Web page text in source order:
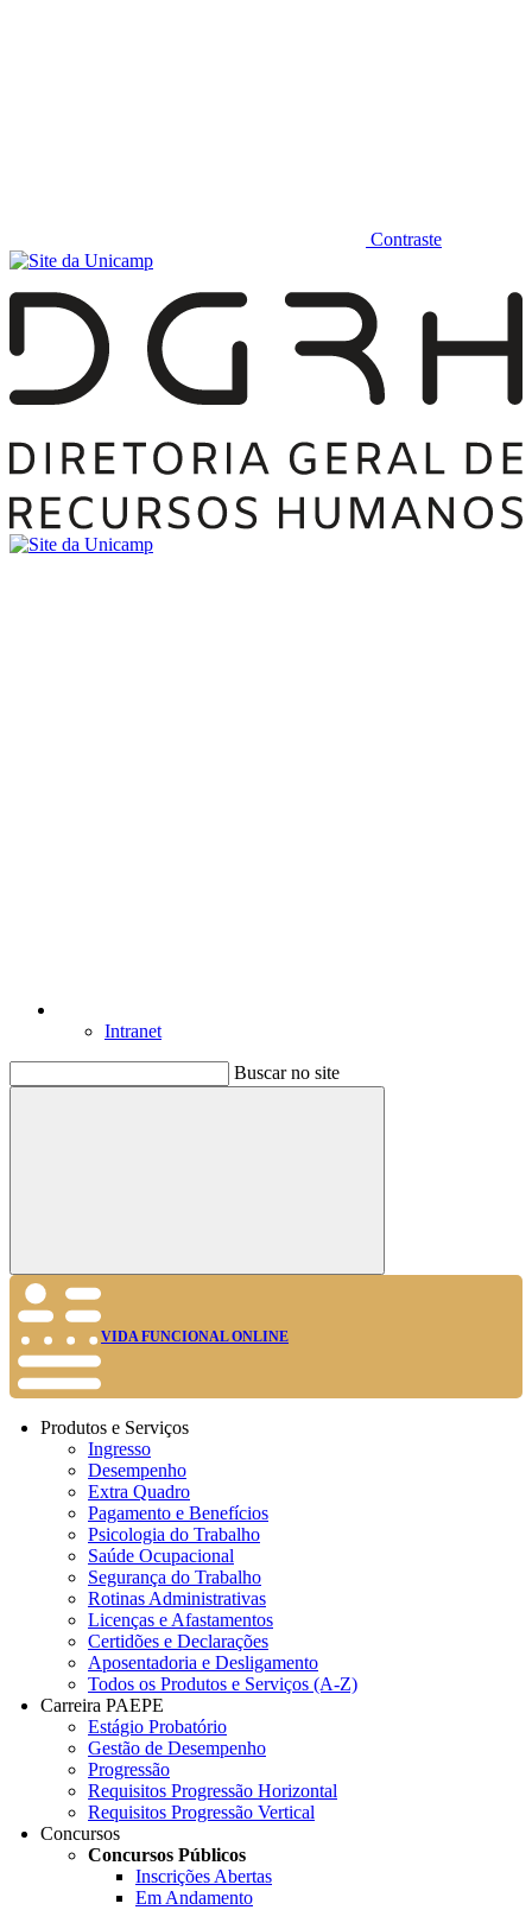
Contraste
Intranet
Buscar no site
Buscar
VIDA FUNCIONAL ONLINE
Produtos e Serviços
Ingresso
Desempenho
Extra Quadro
Pagamento e Benefícios
Psicologia do Trabalho
Saúde Ocupacional
Segurança do Trabalho
Rotinas Administrativas
Licenças e Afastamentos
Certidões e Declarações
Aposentadoria e Desligamento
Todos os Produtos e Serviços (A-Z)
Carreira PAEPE
Estágio Probatório
Gestão de Desempenho
Progressão
Requisitos Progressão Horizontal
Requisitos Progressão Vertical
Concursos
Concursos Públicos
Inscrições Abertas
Em Andamento